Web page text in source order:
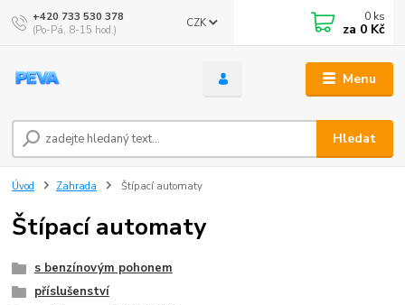
Menu
CZK
Hledat
+420 733 530 378
(Po-Pá, 8-15 hod.)
0 ks
za 0 Kč
Úvod Zahrada Štípací automaty
Štípací automaty
s benzínovým pohonem
příslušenství